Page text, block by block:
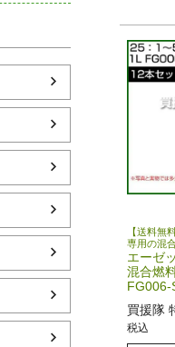
【送料無
専用の混
エーゼ
混合燃
FG006-
買援隊
税込